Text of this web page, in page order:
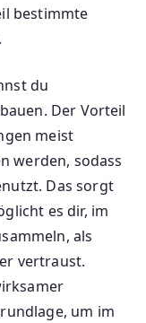
bestimmte
du
Der Vorteil
meist
werden, sodass
Das sorgt
es dir, im
als
vertraust.
um im